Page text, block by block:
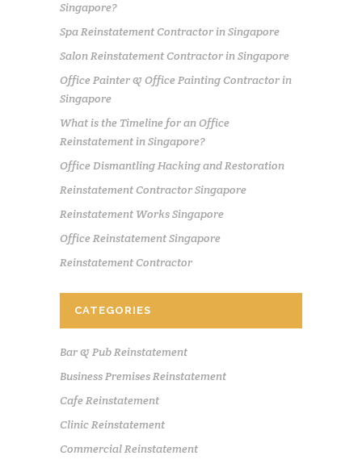
Singapore?
Spa Reinstatement Contractor in Singapore
Salon Reinstatement Contractor in Singapore
Office Painter & Office Painting Contractor in
Singapore
What is the Timeline for an Office
Reinstatement in Singapore?
Office Dismantling Hacking and Restoration
Reinstatement Contractor Singapore
Reinstatement Works Singapore
Office Reinstatement Singapore
Reinstatement Contractor
CATEGORIES
Bar & Pub Reinstatement
Business Premises Reinstatement
Cafe Reinstatement
Clinic Reinstatement
Commercial Reinstatement